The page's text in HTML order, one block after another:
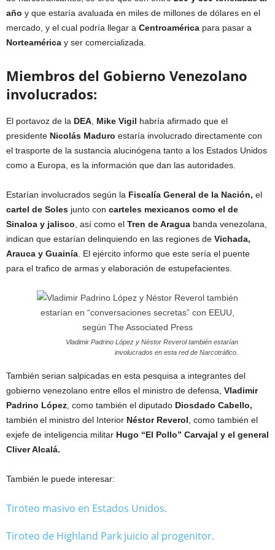
año y que estaría avaluada en miles de millones de dólares en el
mercado, y el cual podría llegar a Centroamérica para pasar a
Norteamérica y ser comercializada.
Miembros del Gobierno Venezolano
involucrados:
El portavoz de la DEA, Mike Vigil habría afirmado que el
presidente Nicolás Maduro estaría involucrado directamente con
el trasporte de la sustancia alucinógena tanto a los Estados Unidos
como a Europa, es la información que dan las autoridades.
Estarían involucrados según la Fiscalía General de la Nación, el
cartel de Soles junto con carteles mexicanos como el de
Sinaloa y jalisco, así como el Tren de Aragua banda venezolana,
indican que estarían delinquiendo en las regiones de Vichada,
Arauca y Guainía. El ejército informo que este sería el puente
para el trafico de armas y elaboración de estupefacientes.
Vladimir Padrino López y Néstor Reverol también estarían
involucrados en esta red de Narcotráfico.
También serian salpicadas en esta pesquisa a integrantes del
gobierno venezolano entre ellos el ministro de defensa, Vladimir
Padrino López, como también el diputado Diosdado Cabello,
también el ministro del Interior Néstor Reverol, como también el
exjefe de inteligencia militar Hugo “El Pollo” Carvajal y el general
Cliver Alcalá.
También le puede interesar:
Tiroteo masivo en Estados Unidos.
Tiroteo de Highland Park juicio al progenitor.